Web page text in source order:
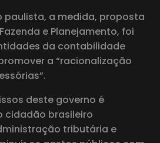
paulista, a medida, proposta
e Planejamento, foi
da contabilidade
a “racionalização
deste governo é
cidadão brasileiro
tributária e